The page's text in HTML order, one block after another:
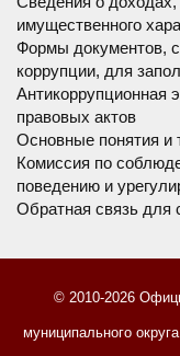
имущественного
Формы документов,
коррупции, для
Антикоррупционная
правовых актов
Основные понятия и
Комиссия по
поведению и
Обратная связь для
© 2010-2026
муниципального